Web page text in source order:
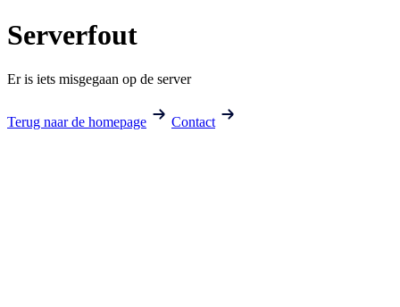
Serverfout
Er is iets misgegaan op de server
Terug naar de homepage Contact